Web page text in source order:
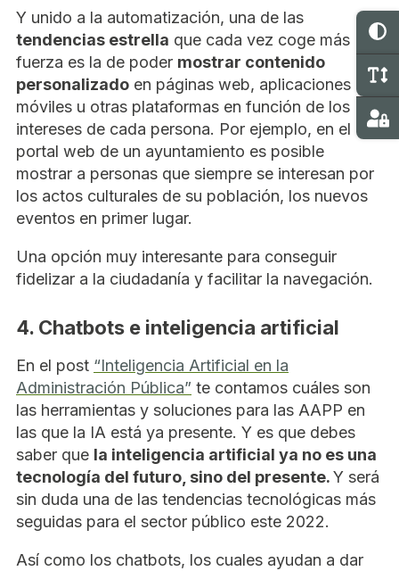
Y unido a la automatización, una de las
tendencias estrella que cada vez coge más
fuerza es la de poder mostrar contenido
personalizado en páginas web, aplicaciones
móviles u otras plataformas en función de los
intereses de cada persona. Por ejemplo, en el
portal web de un ayuntamiento es posible
mostrar a personas que siempre se interesan por
los actos culturales de su población, los nuevos
eventos en primer lugar.
Una opción muy interesante para conseguir
fidelizar a la ciudadanía y facilitar la navegación.
4. Chatbots e inteligencia artificial
En el post “Inteligencia Artificial en la
Administración Pública” te contamos cuáles son
las herramientas y soluciones para las AAPP en
las que la IA está ya presente. Y es que debes
saber que la inteligencia artificial ya no es una
tecnología del futuro, sino del presente.Y será
sin duda una de las tendencias tecnológicas más
seguidas para el sector público este 2022.
Así como los chatbots, los cuales ayudan a dar